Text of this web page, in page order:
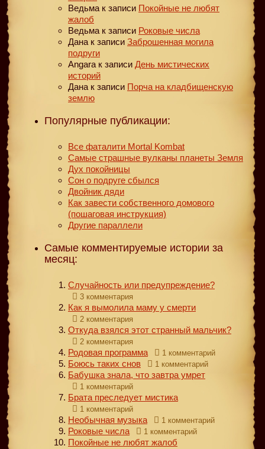
Ведьма к записи Покойные не любят
жалоб
Ведьма к записи Роковые числа
Дана к записи Заброшенная могила
подруги
Angara к записи День мистических
историй
Дана к записи Порча на кладбищенскую
землю
Популярные публикации:
Все фаталити Mortal Kombat
Самые страшные вулканы планеты Земля
Дух покойницы
Сон о подруге сбылся
Двойник дяди
Как завести собственного домового
(пошаговая инструкция)
Другие параллели
Самые комментируемые истории за
месяц:
Случайность или предупреждение?
3 комментария
Как я вымолила маму у смерти
2 комментария
Откуда взялся этот странный мальчик?
2 комментария
Родовая программа 1 комментарий
Боюсь таких снов 1 комментарий
Бабушка знала, что завтра умрет
1 комментарий
Брата преследует мистика
1 комментарий
Необычная музыка 1 комментарий
Роковые числа 1 комментарий
Покойные не любят жалоб